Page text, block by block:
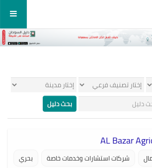
AL Bazar
شركات استشارات وخدمات خاصة
بحري